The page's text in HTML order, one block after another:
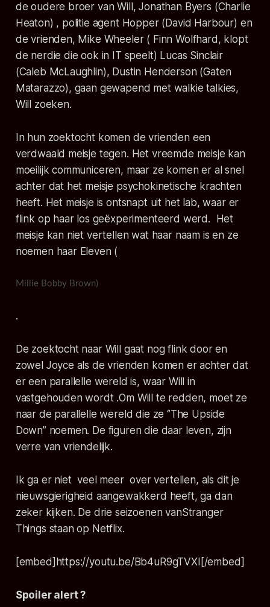
de oudere broer van Will, Jonathan Byers (Charlie
Heaton) , politie agent Hopper (David Harbour) en
de vrienden, Mike Wheeler ( Finn Wolfhard, klopt
de nerdie die ook in IT speelt) Lucas Sinclair
(Caleb McLaughlin), Dustin Henderson (Gaten
Matarazzo), gaan gewapend met walkie talkies,
Will zoeken.
In hun zoektocht komen de vrienden een
verdwaald meisje tegen. Het vreemde meisje kan
moeilijk communiceren, maar ze komen er al snel
achter dat het meisje psychokinetische krachten
heeft. Het meisje is ontsnapt uit het lab, waar er
flink op haar los geëxperimenteerd werd. Het
meisje kan niet vertellen wat haar naam is en ze
noemen haar Eleven (
Millie Bobby Brown)
.
De zoektocht naar Will gaat nog flink door en
zowel Joyce als de vrienden komen er achter dat
er een parallelle wereld is, waar Will in
vastgehouden wordt .Om Will te redden, moet ze
naar de parallelle wereld die ze ‘’The Upside
Down’’ noemen. De figuren die daar leven, zijn
verre van vriendelijk.
Ik ga er niet veel meer over vertellen, als dit je
nieuwsgierigheid aangewakkerd heeft, ga dan
zeker kijken. De drie seizoenen vanStranger
Things staan op Netflix.
[embed]https://youtu.be/Bb4uR9gTVXI[/embed]
Spoiler alert ?